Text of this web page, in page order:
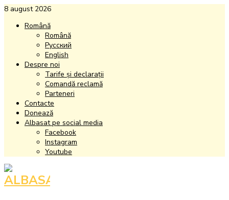
8 august 2026
Română
Română
Русский
English
Despre noi
Tarife și declarații
Comandă reclamă
Parteneri
Contacte
Donează
Albasat pe social media
Facebook
Instagram
Youtube
Facebook
Instagram
Youtube